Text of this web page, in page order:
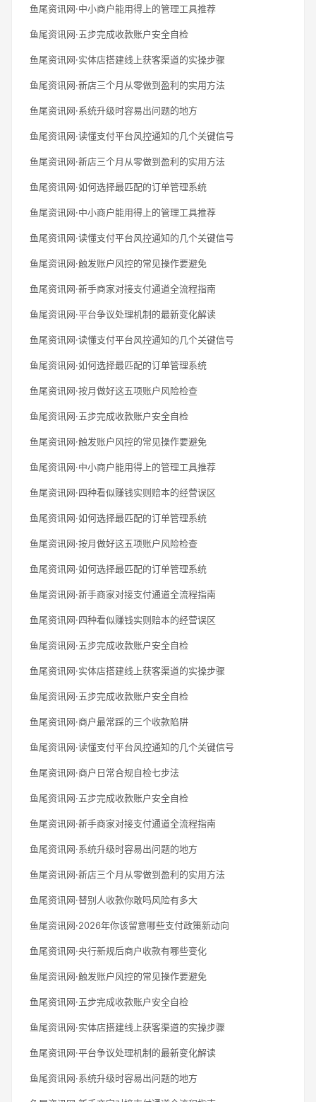
鱼尾资讯网·中小商户能用得上的管理工具推荐
鱼尾资讯网·五步完成收款账户安全自检
鱼尾资讯网·实体店搭建线上获客渠道的实操步骤
鱼尾资讯网·新店三个月从零做到盈利的实用方法
鱼尾资讯网·系统升级时容易出问题的地方
鱼尾资讯网·读懂支付平台风控通知的几个关键信号
鱼尾资讯网·新店三个月从零做到盈利的实用方法
鱼尾资讯网·如何选择最匹配的订单管理系统
鱼尾资讯网·中小商户能用得上的管理工具推荐
鱼尾资讯网·读懂支付平台风控通知的几个关键信号
鱼尾资讯网·触发账户风控的常见操作要避免
鱼尾资讯网·新手商家对接支付通道全流程指南
鱼尾资讯网·平台争议处理机制的最新变化解读
鱼尾资讯网·读懂支付平台风控通知的几个关键信号
鱼尾资讯网·如何选择最匹配的订单管理系统
鱼尾资讯网·按月做好这五项账户风险检查
鱼尾资讯网·五步完成收款账户安全自检
鱼尾资讯网·触发账户风控的常见操作要避免
鱼尾资讯网·中小商户能用得上的管理工具推荐
鱼尾资讯网·四种看似赚钱实则赔本的经营误区
鱼尾资讯网·如何选择最匹配的订单管理系统
鱼尾资讯网·按月做好这五项账户风险检查
鱼尾资讯网·如何选择最匹配的订单管理系统
鱼尾资讯网·新手商家对接支付通道全流程指南
鱼尾资讯网·四种看似赚钱实则赔本的经营误区
鱼尾资讯网·五步完成收款账户安全自检
鱼尾资讯网·实体店搭建线上获客渠道的实操步骤
鱼尾资讯网·五步完成收款账户安全自检
鱼尾资讯网·商户最常踩的三个收款陷阱
鱼尾资讯网·读懂支付平台风控通知的几个关键信号
鱼尾资讯网·商户日常合规自检七步法
鱼尾资讯网·五步完成收款账户安全自检
鱼尾资讯网·新手商家对接支付通道全流程指南
鱼尾资讯网·系统升级时容易出问题的地方
鱼尾资讯网·新店三个月从零做到盈利的实用方法
鱼尾资讯网·替别人收款你敢吗风险有多大
鱼尾资讯网·2026年你该留意哪些支付政策新动向
鱼尾资讯网·央行新规后商户收款有哪些变化
鱼尾资讯网·触发账户风控的常见操作要避免
鱼尾资讯网·五步完成收款账户安全自检
鱼尾资讯网·实体店搭建线上获客渠道的实操步骤
鱼尾资讯网·平台争议处理机制的最新变化解读
鱼尾资讯网·系统升级时容易出问题的地方